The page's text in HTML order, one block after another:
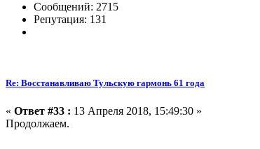
Сообщений: 2715
Репутация: 131
Re: Восстанавливаю Тульскую гармонь 61 года
« Ответ #33 : 13 Апреля 2018, 15:49:30 »
Продолжаем.